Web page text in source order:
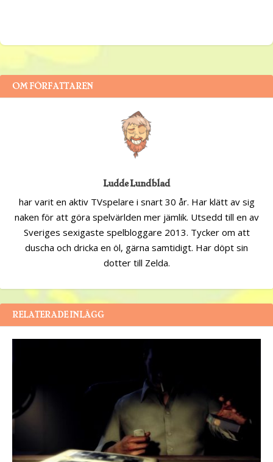
OM FÖRFATTAREN
Ludde Lundblad
har varit en aktiv TVspelare i snart 30 år. Har klätt av sig
naken för att göra spelvärlden mer jämlik. Utsedd till en av
Sveriges sexigaste spelbloggare 2013. Tycker om att
duscha och dricka en öl, gärna samtidigt. Har döpt sin
dotter till Zelda.
RELATERADE INLÄGG